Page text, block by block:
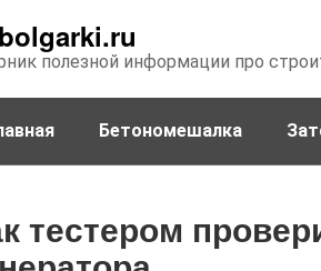
полезной информации про
Бетономешалка
тестером